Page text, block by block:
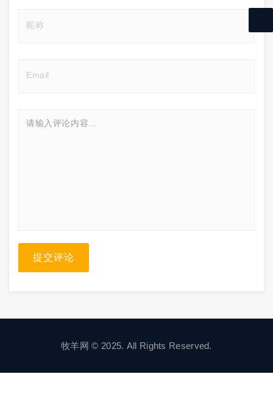
提交评论
牧羊网 © 2025. All Rights Reserved.